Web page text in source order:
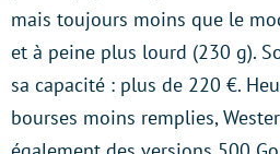
mais toujours moins que le
et à peine plus lourd (230 g).
sa capacité : plus de 220 €.
bourses moins remplies,